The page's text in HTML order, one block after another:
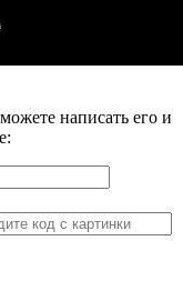
написать его и